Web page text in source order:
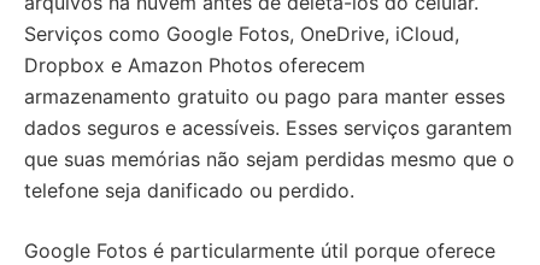
Serviços como Google Fotos, OneDrive, iCloud,
Dropbox e Amazon Photos oferecem
armazenamento gratuito ou pago para manter esses
dados seguros e acessíveis. Esses serviços garantem
que suas memórias não sejam perdidas mesmo que o
telefone seja danificado ou perdido.
Google Fotos é particularmente útil porque oferece